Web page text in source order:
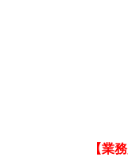
【業